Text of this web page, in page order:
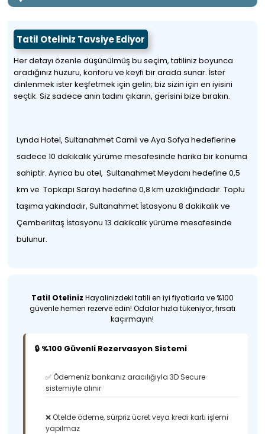
Tatil Oteliniz Tavsiye Ediyor
Her detayı özenle düşünülmüş bu seçim, tatiliniz boyunca
aradığınız huzuru, konforu ve keyfi bir arada sunar. İster
dinlenmek ister keşfetmek için gelin; biz sizin için en iyisini
seçtik. Siz sadece anın tadını çıkarın, gerisini bize bırakın.
Lynda Hotel, Sultanahmet Camii ve Aya Sofya hedeflerine
sadece 10 dakikalık yürüme mesafesinde harika bir konuma
sahiptir. Ayrıca bu otel, Sultanahmet Meydanı hedefine 0,5
km ve Topkapı Sarayı hedefine 0,8 km uzaklığındadır. Toplu
taşıma yakındadır, Sultanahmet İstasyonu 8 dakikalık ve
Çemberlitaş İstasyonu 13 dakikalık yürüme mesafesinde
bulunur.
Tatil Oteliniz Hayalinizdeki tatili en iyi fiyatlarla ve %100
güvenle hemen rezerve edin! Odalar hızla tükeniyor, fırsatı
kaçırmayın!
🔒 %100 Güvenli Rezervasyon Sistemi
✅ Ödemeniz bankanız aracılığıyla 3D Secure
sistemiyle alınır
❌ Otelde ödeme, sürpriz ücret veya kredi kartı işlemi
yapılmaz